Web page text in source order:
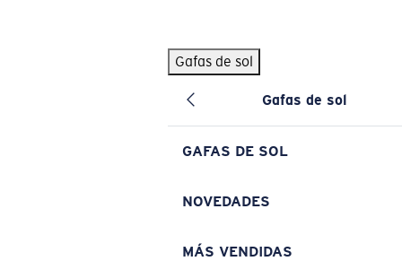
Gafas de sol
Gafas de sol
GAFAS DE SOL
NOVEDADES
MÁS VENDIDAS
BÚSQUEDAS POPULARES
Pilothouse PRO Limited Edition Pack Exclusivo
Gafas de sol personalizadas
Los más vendidos de gafas de sol